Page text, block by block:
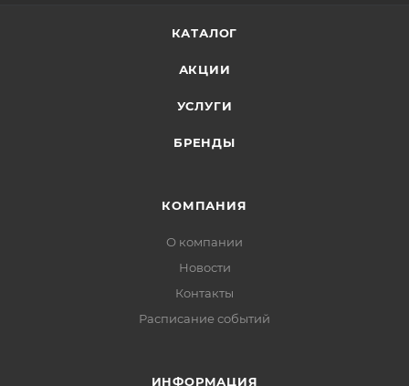
КАТАЛОГ
АКЦИИ
УСЛУГИ
БРЕНДЫ
КОМПАНИЯ
О компании
Новости
Контакты
Расписание событий
ИНФОРМАЦИЯ